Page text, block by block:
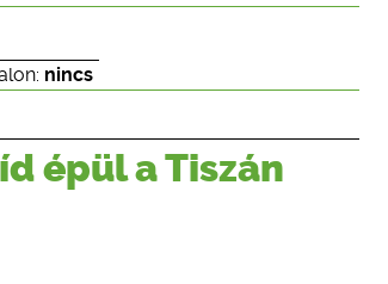
nincs
épül a Tiszán